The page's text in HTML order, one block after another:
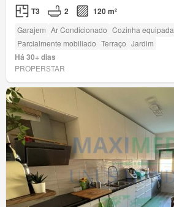
T3 2 120 m²
Garajem Ar Condicionado Cozinha equipada
Parcialmente mobiliado Terraço Jardim
Há 30+ dias
PROPERSTAR